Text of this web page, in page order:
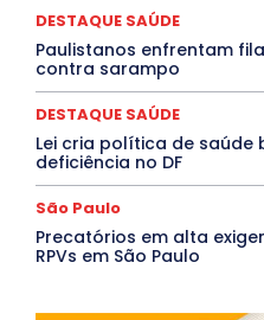
DESTAQUE SAÚDE
Paulistanos enfrentam
contra sarampo
DESTAQUE SAÚDE
Lei cria política de
deficiência no DF
São Paulo
Precatórios em alta
RPVs em São Paulo